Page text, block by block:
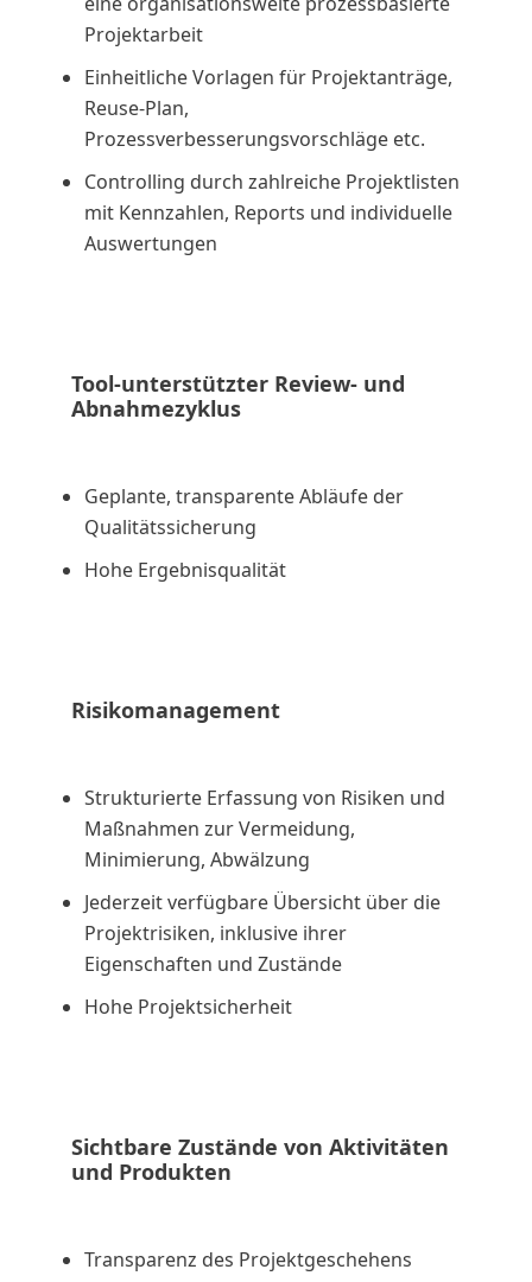
Projektarbeit
Einheitliche Vorlagen für Projektanträge,
Reuse-Plan,
Prozessverbesserungsvorschläge etc.
Controlling durch zahlreiche Projektlisten
mit Kennzahlen, Reports und individuelle
Auswertungen
Tool-unterstützter Review- und
Abnahmezyklus
Geplante, transparente Abläufe der
Qualitätssicherung
Hohe Ergebnisqualität
Risikomanagement
Strukturierte Erfassung von Risiken und
Maßnahmen zur Vermeidung,
Minimierung, Abwälzung
Jederzeit verfügbare Übersicht über die
Projektrisiken, inklusive ihrer
Eigenschaften und Zustände
Hohe Projektsicherheit
Sichtbare Zustände von Aktivitäten
und Produkten
Transparenz des Projektgeschehens